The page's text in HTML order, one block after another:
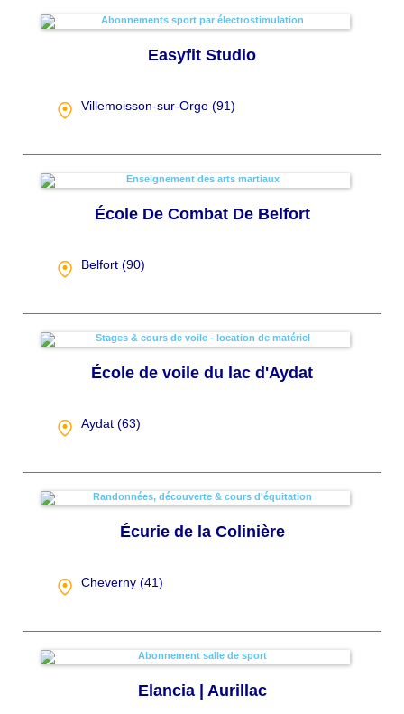
Easyfit Studio
Villemoisson-sur-Orge (91)
École De Combat De Belfort
Belfort (90)
École de voile du lac d'Aydat
Aydat (63)
Écurie de la Colinière
Cheverny (41)
Elancia | Aurillac